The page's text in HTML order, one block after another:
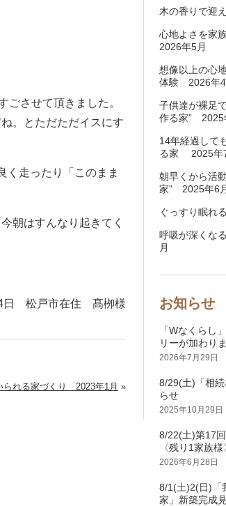
ごさせて頂きました。
。とただただイスにす
く走ったり「このまま
朝はすんなり起きてく
日 松戸市在住 髙栁様
られる家づくり 2023年1月 »
木の香りで迎
心地よさを家
2026年5月
想像以上の心
体験 2026年4
子供達が裸足
作る家” 2025
14年経過して
る家 2025年
朝早くから活
家” 2025年6
ぐっすり眠れ
呼吸が深くな
月
お知らせ
「Wなくらし
リーが加わり
2026年7月29日
8/29(土)「相
らせ
2025年10月29日
8/22(土)第17
〈残り1家族様
2026年6月28日
8/1(土)2(日)「
家」新築完成